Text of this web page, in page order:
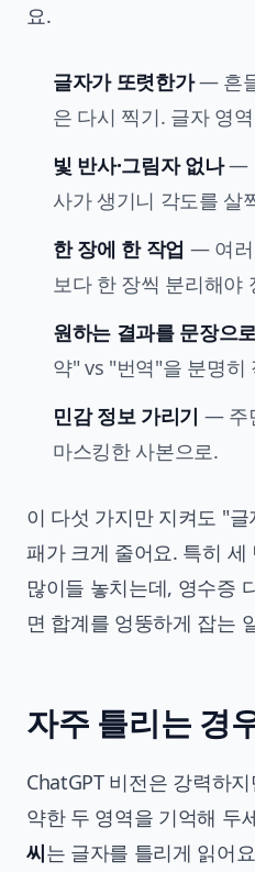
요.
글자가 또렷한가— 흔
은 다시 찍기. 글자 영
빛 반사·그림자 없나—
사가 생기니 각도를 살
한 장에 한 작업 — 여러
보다 한 장씩 분리해야
원하는 결과를 문장으
약" vs "번역"을 분명히
민감 정보 가리기 — 주
마스킹한 사본으로.
이 다섯 가지만 지켜도 "
패가 크게 줄어요. 특히
많이들 놓치는데, 영수증
면 합계를 엉뚱하게 잡는
자주 틀리는 경
ChatGPT 비전은 강력하
약한 두 영역을 기억해 두
씨는 글자를 틀리게 읽어